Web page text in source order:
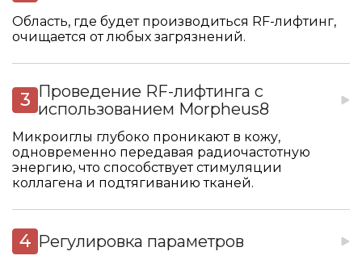
Область, где будет производиться RF-лифтинг,
очищается от любых загрязнений.
Проведение RF-лифтинга с
использованием Morpheus8
Микроиглы глубоко проникают в кожу,
одновременно передавая радиочастотную
энергию, что способствует стимуляции
коллагена и подтягиванию тканей.
Регулировка параметров